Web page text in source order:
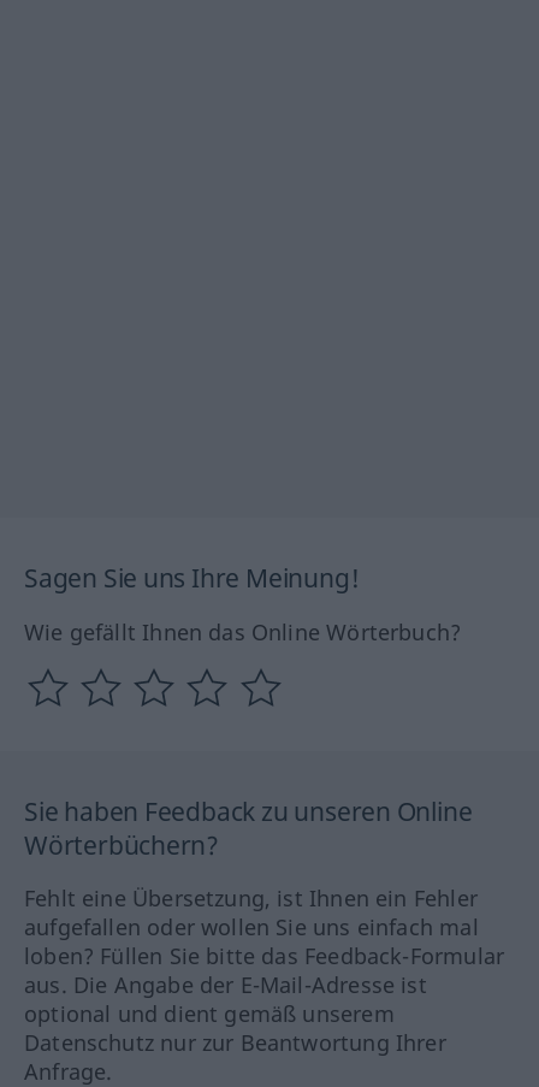
Sagen Sie uns Ihre Meinung!
Wie gefällt Ihnen das Online Wörterbuch?
Sie haben Feedback zu unseren Online
Wörterbüchern?
Fehlt eine Übersetzung, ist Ihnen ein Fehler
aufgefallen oder wollen Sie uns einfach mal
loben? Füllen Sie bitte das Feedback-Formular
aus. Die Angabe der E-Mail-Adresse ist
optional und dient gemäß unserem
Datenschutz nur zur Beantwortung Ihrer
Anfrage.